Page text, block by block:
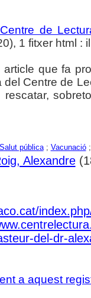
de
1 fitxer html :
article que fa
del Centre de
rescatar,
Salut pública; Vacunació
Alexandre
del-dr-
a aquest